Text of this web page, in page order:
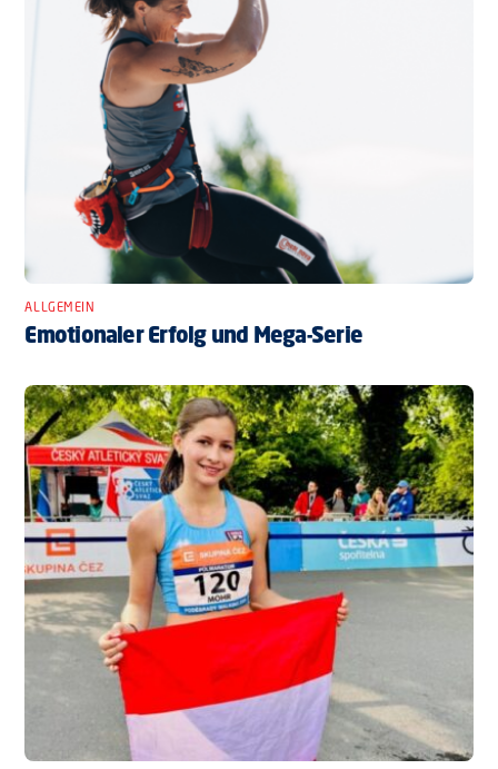
ALLGEMEIN
Emotionaler Erfolg und Mega-Serie